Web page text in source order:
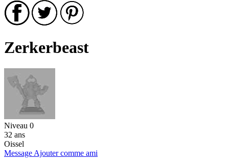
Zerkerbeast
Niveau 0
32 ans
Oissel
Message Ajouter comme ami